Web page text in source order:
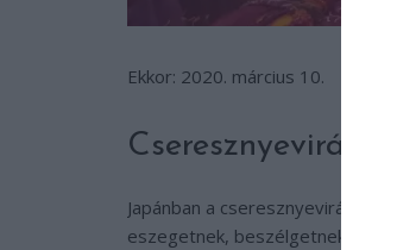
Ekkor: 2020. március 10.
Japánban a cseresznyevirágzás
eszegetnek, beszélgetnek, és